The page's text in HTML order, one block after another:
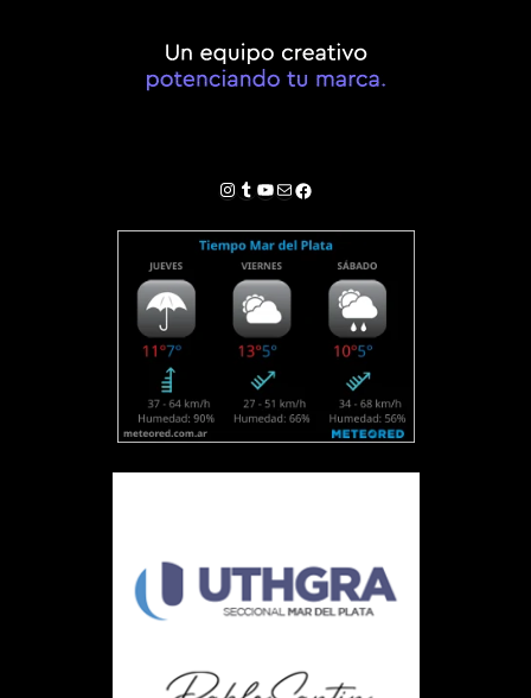
Instagram
Tumblr
YouTube
Correo electrónico
Facebook